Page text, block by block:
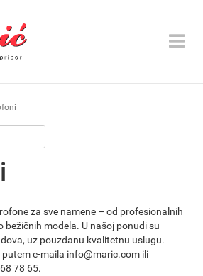
Toggle
za sve namene – od profesionalnih
bežičnih modela. U našoj ponudi su
uz pouzdanu kvalitetnu uslugu.
e-maila info@maric.com ili
78 65.